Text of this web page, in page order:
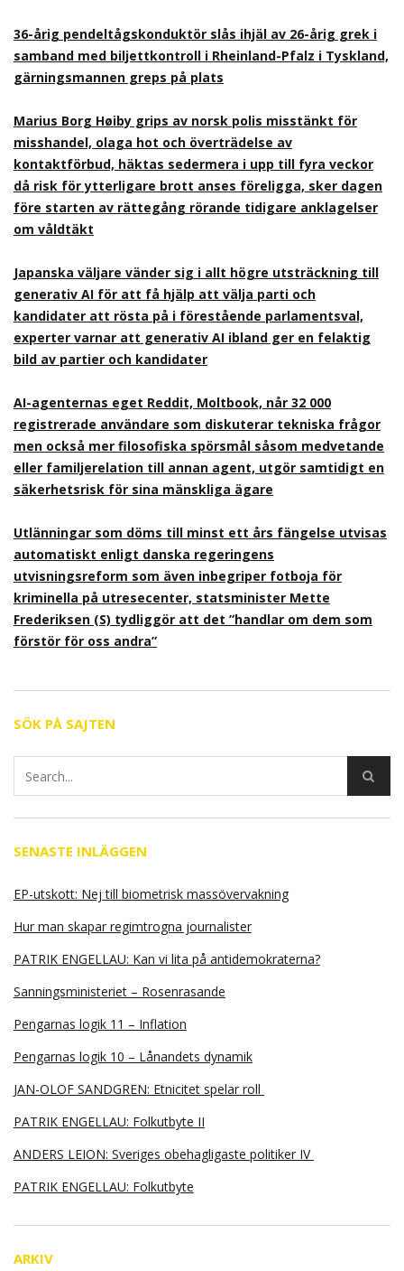
36-årig pendeltågskonduktör slås ihjäl av 26-årig grek i
samband med biljettkontroll i Rheinland-Pfalz i Tyskland,
gärningsmannen greps på plats
Marius Borg Høiby grips av norsk polis misstänkt för
misshandel, olaga hot och överträdelse av
kontaktförbud, häktas sedermera i upp till fyra veckor
då risk för ytterligare brott anses föreligga, sker dagen
före starten av rättegång rörande tidigare anklagelser
om våldtäkt
Japanska väljare vänder sig i allt högre utsträckning till
generativ AI för att få hjälp att välja parti och
kandidater att rösta på i förestående parlamentsval,
experter varnar att generativ AI ibland ger en felaktig
bild av partier och kandidater
AI-agenternas eget Reddit, Moltbook, når 32 000
registrerade användare som diskuterar tekniska frågor
men också mer filosofiska spörsmål såsom medvetande
eller familjerelation till annan agent, utgör samtidigt en
säkerhetsrisk för sina mänskliga ägare
Utlänningar som döms till minst ett års fängelse utvisas
automatiskt enligt danska regeringens
utvisningsreform som även inbegriper fotboja för
kriminella på utresecenter, statsminister Mette
Frederiksen (S) tydliggör att det ”handlar om dem som
förstör för oss andra”
SÖK PÅ SAJTEN
SENASTE INLÄGGEN
EP-utskott: Nej till biometrisk massövervakning
Hur man skapar regimtrogna journalister
PATRIK ENGELLAU: Kan vi lita på antidemokraterna?
Sanningsministeriet – Rosenrasande
Pengarnas logik 11 – Inflation
Pengarnas logik 10 – Lånandets dynamik
JAN-OLOF SANDGREN: Etnicitet spelar roll
PATRIK ENGELLAU: Folkutbyte II
ANDERS LEION: Sveriges obehagligaste politiker IV
PATRIK ENGELLAU: Folkutbyte
ARKIV